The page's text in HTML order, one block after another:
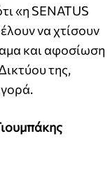
«η SENATUS
να χτίσουν
και αφοσίωση
της,